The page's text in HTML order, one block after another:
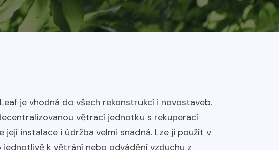
je vhodná do všech rekonstrukcí i novostaveb.
větrací jednotku s rekuperací
její instalace i údržba velmi snadná. Lze ji použít v
jednotlivě k větrání nebo odvádění vzduchu z